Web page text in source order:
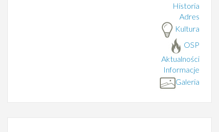
Historia
Adres
Kultura
OSP
Aktualności
Informacje
Galeria